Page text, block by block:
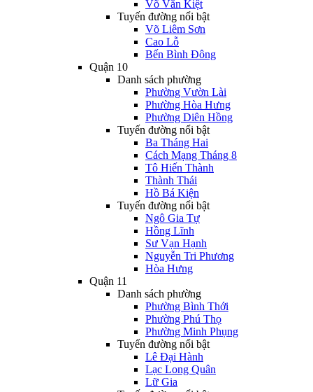
Võ Văn Kiệt
Tuyến đường nổi bật
Võ Liêm Sơn
Cao Lỗ
Bến Bình Đông
Quận 10
Danh sách phường
Phường Vườn Lài
Phường Hòa Hưng
Phường Diên Hồng
Tuyến đường nổi bật
Ba Tháng Hai
Cách Mạng Tháng 8
Tô Hiến Thành
Thành Thái
Hồ Bá Kiện
Tuyến đường nổi bật
Ngô Gia Tự
Hồng Lĩnh
Sư Vạn Hạnh
Nguyễn Tri Phương
Hòa Hưng
Quận 11
Danh sách phường
Phường Bình Thới
Phường Phú Thọ
Phường Minh Phụng
Tuyến đường nổi bật
Lê Đại Hành
Lạc Long Quân
Lữ Gia